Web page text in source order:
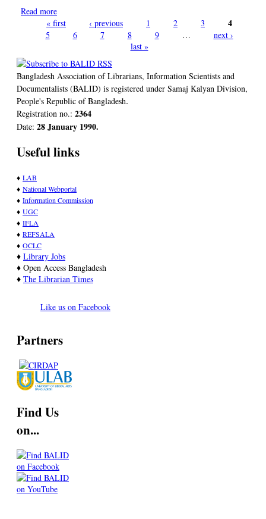
Read more
রূপান্তরিত করার একটি রোডম্যাপ - শীর্ষক আলোচনা সভা অনুষ্ঠিত
Pages
« first ‹ previous 1 2 3 4
5 6 7 8 9 …
next ›
last »
Bangladesh Association of Librarians, Information Scientists and
Documentalists (BALID) is registered under Samaj Kalyan Division,
People's Republic of Bangladesh.
Registration no.: 2364
Date: 28 January 1990.
Useful links
♦ LAB
♦ National Webportal
♦ Information Commission
♦ UGC
♦ IFLA
♦ REFSALA
♦ OCLC
♦ Library Jobs
♦ Open Access Bangladesh
♦ The Librarian Times
Like us on Facebook
Partners
Find Us
on...